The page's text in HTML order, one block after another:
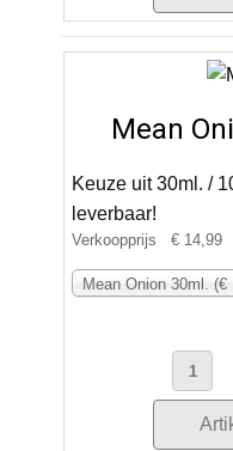
Mean
Keuze uit 30ml. /
leverbaar!
Verkoopprijs € 14,99
Mean Onion 30ml. (€